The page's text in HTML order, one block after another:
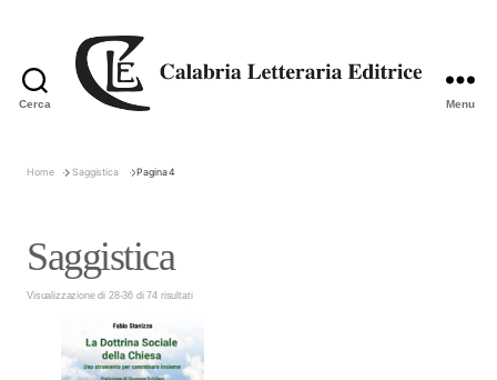
Cerca Menu
Home Saggistica Pagina 4
Saggistica
Visualizzazione di 28-36 di 74 risultati